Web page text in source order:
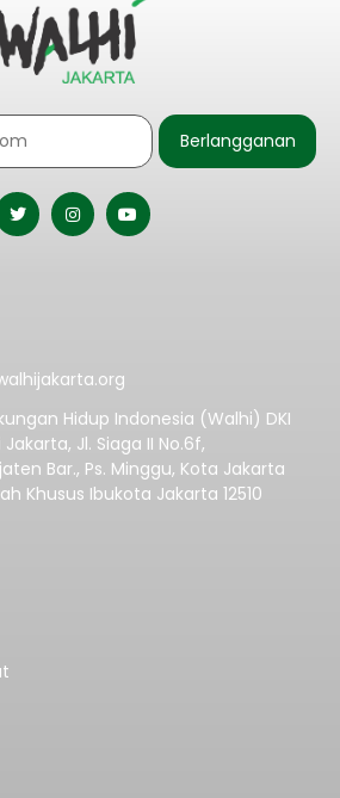
Berlangganan
Hidup Indonesia (Walhi) DKI
Jl. Siaga II No.6f,
Bar., Ps. Minggu, Kota Jakarta
Khusus Ibukota Jakarta 12510